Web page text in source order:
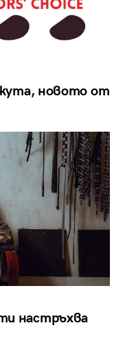
новото от
настръхва